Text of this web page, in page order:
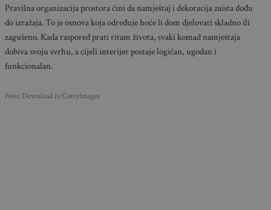
Pravilna organizacija prostora čini da namještaj i dekoracija zaista dođu
do izražaja. To je osnova koja određuje hoće li dom djelovati skladno ili
zagušeno. Kada raspored prati ritam života, svaki komad namještaja
dobiva svoju svrhu, a cijeli interijer postaje logičan, ugodan i
funkcionalan.
Foto: Download it/GettyImages